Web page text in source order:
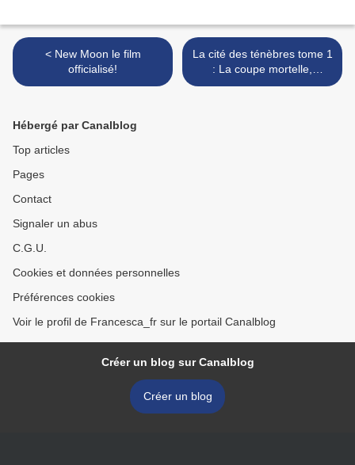
< New Moon le film
officialisé!
La cité des ténèbres tome 1
: La coupe mortelle,
Cassandra Clare >
Hébergé par Canalblog
Top articles
Pages
Contact
Signaler un abus
C.G.U.
Cookies et données personnelles
Préférences cookies
Voir le profil de Francesca_fr sur le portail Canalblog
Créer un blog sur Canalblog
Créer un blog